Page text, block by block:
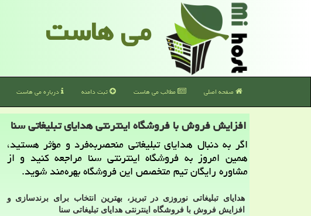
می هاست
صفحه اصلی مطالب می هاست ثبت دامنه درباره می هاست
افزایش فروش با فروشگاه اینترنتی هدایای تبلیغاتی سنا
اگر به دنبال هدایای تبلیغاتی منحصربه‌فرد و مؤثر هستید،
همین امروز به فروشگاه اینترنتی سنا مراجعه کنید و از
مشاوره رایگان تیم متخصص این فروشگاه بهره‌مند شوید.
هدایای تبلیغاتی نوروزی در تبریز، بهترین انتخاب برای برندسازی و
افزایش فروش با فروشگاه اینترنتی هدایای تبلیغاتی سنا